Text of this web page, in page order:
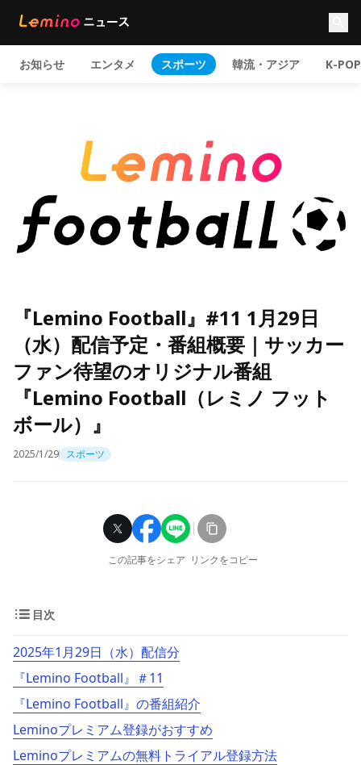
お知らせ エンタメ スポーツ 韓流・アジア K-POP
『Lemino Football』#11 1月29日
（水）配信予定・番組概要｜サッカー
ファン待望のオリジナル番組
『Lemino Football（レミノ フット
ボール）』
2025/1/29 スポーツ
この記事をシェア リンクをコピー
目次
2025年1月29日（水）配信分
『Lemino Football』＃11
『Lemino Football』の番組紹介
Leminoプレミアム登録がおすすめ
Leminoプレミアムの無料トライアル登録方法